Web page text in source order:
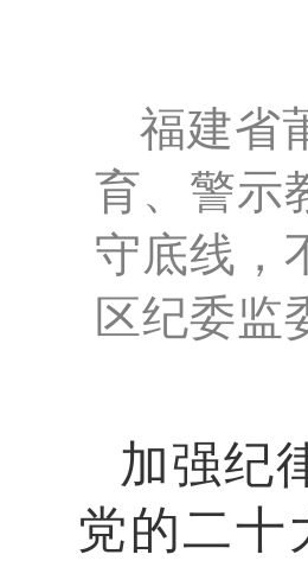
福建省
育、警示
守底线，
区纪委监
加强纪
党的二十